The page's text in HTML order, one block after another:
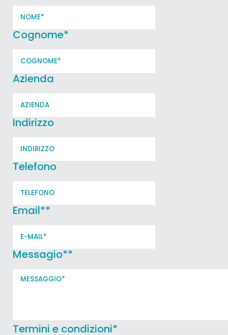
Cognome*
Azienda
Indirizzo
Telefono
Email**
Messagio**
Termini e condizioni*